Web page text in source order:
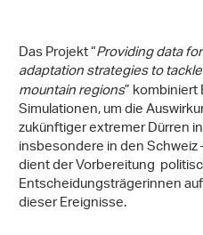
Das Projekt “Providing data
adaptation strategies to tackle
mountain regions”
Simulationen, um die
zukünftiger extremer Dürren
insbesondere in den
dient der Vorbereitung
Entscheidungsträgerinnen
dieser Ereignisse.